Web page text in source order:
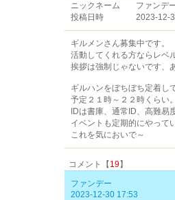
ニックネーム
ファンデ
投稿日時
2023-12-
ギルメンさん募集中です。
活動してくれる方ならレ
挨拶は強制じゃないです、
ギルハンをぼちぼち定着し
予定２１時～２２時くらい
IDは書庫、通常ID、高難易
イベントも定期的にやって
これを気においで～
コメント【 19】
ファンデー
2023-12-30 17:53